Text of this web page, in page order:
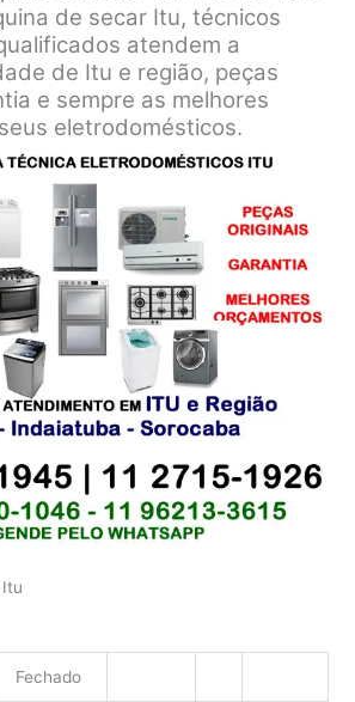
de secar Itu, técnicos
atendem a
de Itu e região, peças
e sempre as melhores
eletrodomésticos.
Itu
Fechado